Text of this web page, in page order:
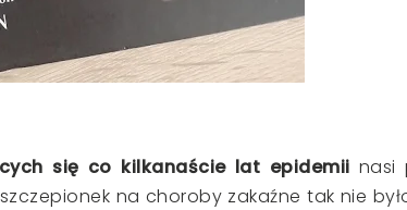
się co kilkanaście lat epidemii nasi
na choroby zakaźne tak nie